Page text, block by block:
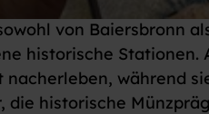
Schwarzwald - Baiersbronn |CC-BY-ND
von Baiersbronn
historische
nacherleben, während
die historische